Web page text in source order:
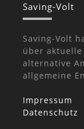
Saving-Volt
Saving-Volt
über
alternative
allgemeine
Impressum
Datenschutz